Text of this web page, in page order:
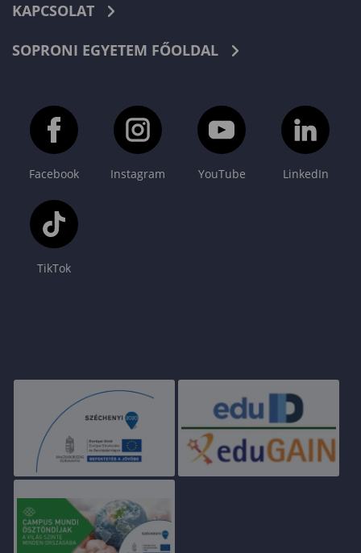
KAPCSOLAT
SOPRONI EGYETEM FŐOLDAL
Facebook Instagram YouTube LinkedIn
TikTok